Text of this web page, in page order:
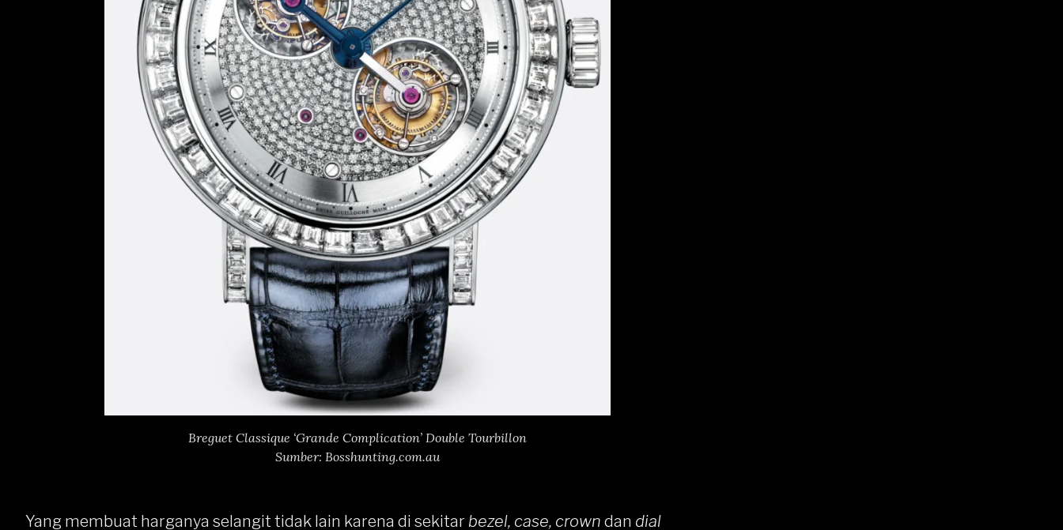
Breguet Classique ‘Grande Complication’ Double Tourbillon
Sumber: Bosshunting.com.au
Yang membuat harganya selangit tidak lain karena di sekitar bezel, case, crown dan dial